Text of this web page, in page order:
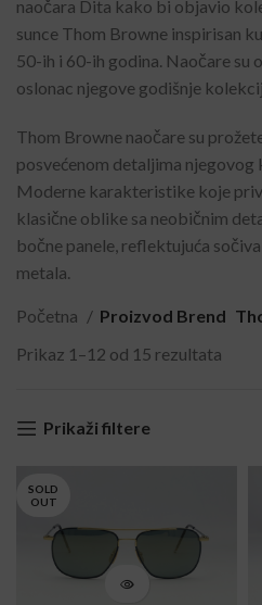
naočara Dita kako bi objavio
sunce Thom Browne inspirisan
50-ih i 60-ih godina. Naočare su
oslonac njegove godišnje
Thom Browne naočare su
posvećenom detaljima njegovog
Moderne karakteristike koje
klasične oblike sa neobičnim
bočne panele, reflektujuća
metala.
Početna Proizvod Brend
Prikaz 1–12 od 15 rezultata
Prikaži filtere
SOLD
OUT